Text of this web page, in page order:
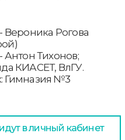
Вероника Рогова
Антон Тихонов;
КИАСЕТ, ВлГУ.
Гимназия №3
в личный кабинет